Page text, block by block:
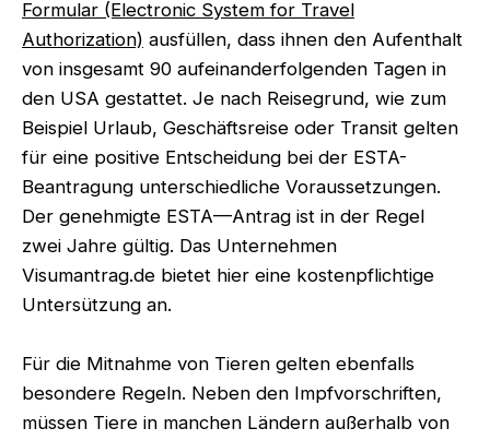
Formular (Electronic System for Travel
Authorization) ausfüllen, dass ihnen den Aufenthalt
von insgesamt 90 aufeinanderfolgenden Tagen in
den USA gestattet. Je nach Reisegrund, wie zum
Beispiel Urlaub, Geschäftsreise oder Transit gelten
für eine positive Entscheidung bei der ESTA-
Beantragung unterschiedliche Voraussetzungen.
Der genehmigte ESTA—Antrag ist in der Regel
zwei Jahre gültig. Das Unternehmen
Visumantrag.de bietet hier eine kostenpflichtige
Untersützung an.
Für die Mitnahme von Tieren gelten ebenfalls
besondere Regeln. Neben den Impfvorschriften,
müssen Tiere in manchen Ländern außerhalb von